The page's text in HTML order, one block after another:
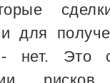
для
нет. Это